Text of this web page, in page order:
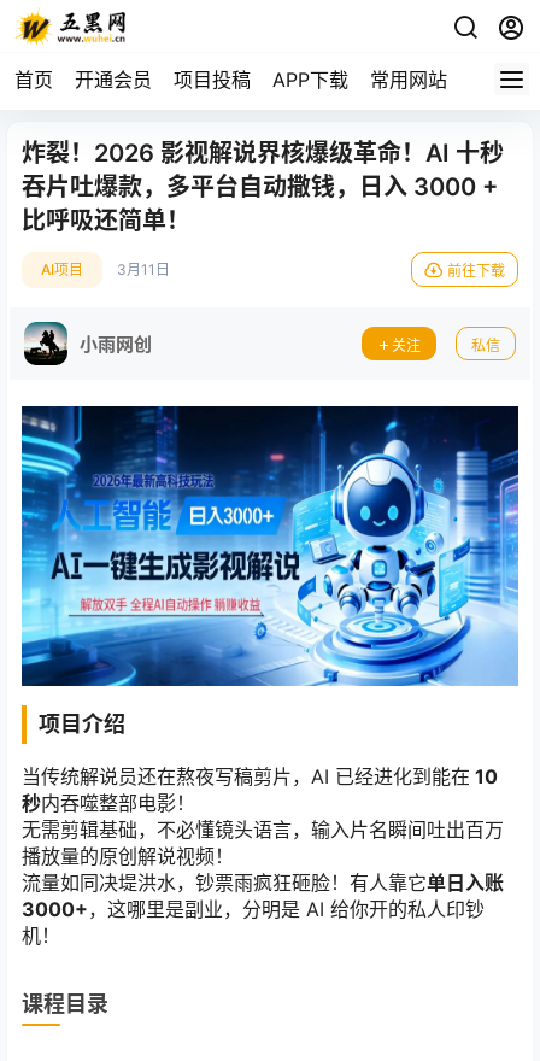
首页 开通会员 项目投稿 APP下载 常用网站
炸裂！2026 影视解说界核爆级革命！AI 十秒
吞片吐爆款，多平台自动撒钱，日入 3000 +
比呼吸还简单！
AI项目 3月11日 前往下载
小雨网创 关注 私信
项目介绍
当传统解说员还在熬夜写稿剪片，AI 已经进化到能在 10
秒内吞噬整部电影！
无需剪辑基础，不必懂镜头语言，输入片名瞬间吐出百万
播放量的原创解说视频！
流量如同决堤洪水，钞票雨疯狂砸脸！有人靠它单日入账
3000+，这哪里是副业，分明是 AI 给你开的私人印钞
机！
课程目录